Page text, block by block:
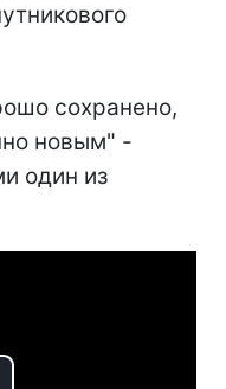
сохранено,
новым" -
один из